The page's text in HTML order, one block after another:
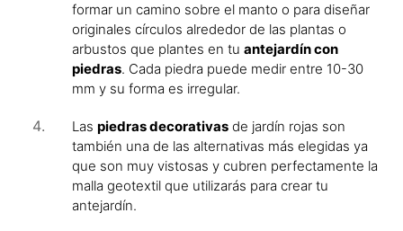
formar un camino sobre el manto o para diseñar
originales círculos alrededor de las plantas o
arbustos que plantes en tu antejardín con
piedras. Cada piedra puede medir entre 10-30
mm y su forma es irregular.
Las piedras decorativas de jardín rojas son
también una de las alternativas más elegidas ya
que son muy vistosas y cubren perfectamente la
malla geotextil que utilizarás para crear tu
antejardín.